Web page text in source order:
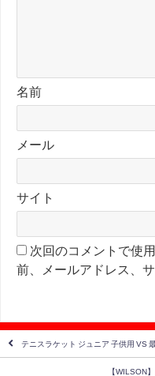
名前
メール
サイト
次回のコメントで使
前、メールアドレス、
テニスラケット ジュニア 子供用 VS
【WILSON